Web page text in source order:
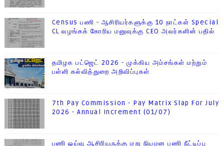
Census பணி - ஆசிரியர்களுக்கு 10 நாட்கள் Special
CL வழங்கக் கோரிய மனுவுக்கு CEO அவர்களின் பதில்
தமிழக பட்ஜெட் 2026 - முக்கிய அம்சங்கள் மற்றும்
பள்ளி கல்வித்துறை அறிவிப்புகள்
7th Pay Commission - Pay Matrix Slap For July
2026 - Annual Increment (01/07)
பணி ஓய்வு ஆசிரியருக்கு மறு நியமன பணி நீட்டிப்பு